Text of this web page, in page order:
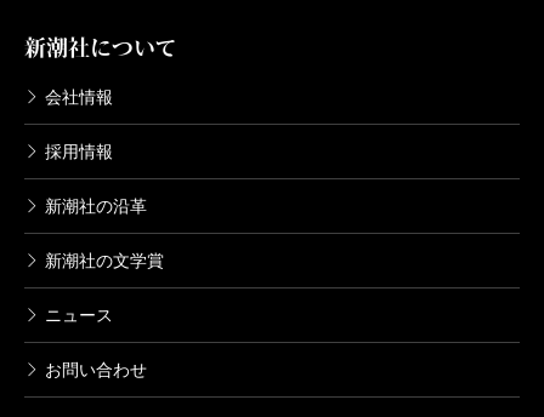
新潮社について
会社情報
採用情報
新潮社の沿革
新潮社の文学賞
ニュース
お問い合わせ